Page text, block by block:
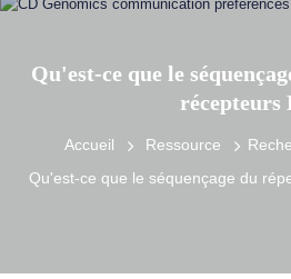
Qu'est-ce que le
récepteurs
Accueil Ressource
Qu'est-ce que le séquençage du